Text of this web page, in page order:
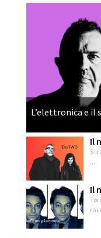
L’elettronica e il
Il
...
Il